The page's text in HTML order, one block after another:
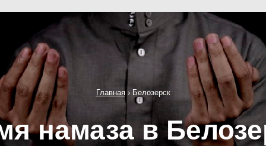
Главная› Белозерск
намаза в